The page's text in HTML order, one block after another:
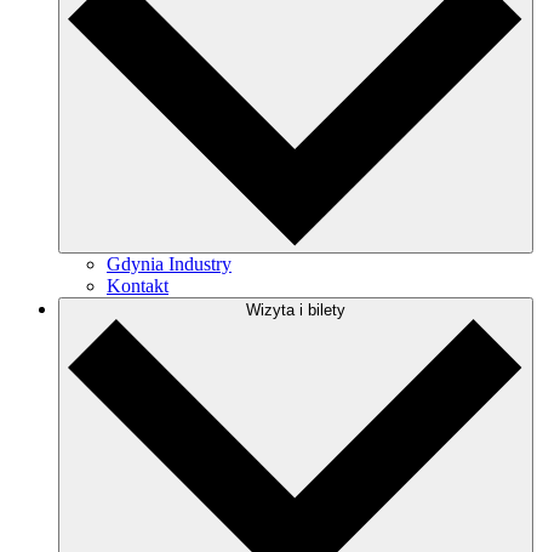
Gdynia Industry
Kontakt
Wizyta i bilety